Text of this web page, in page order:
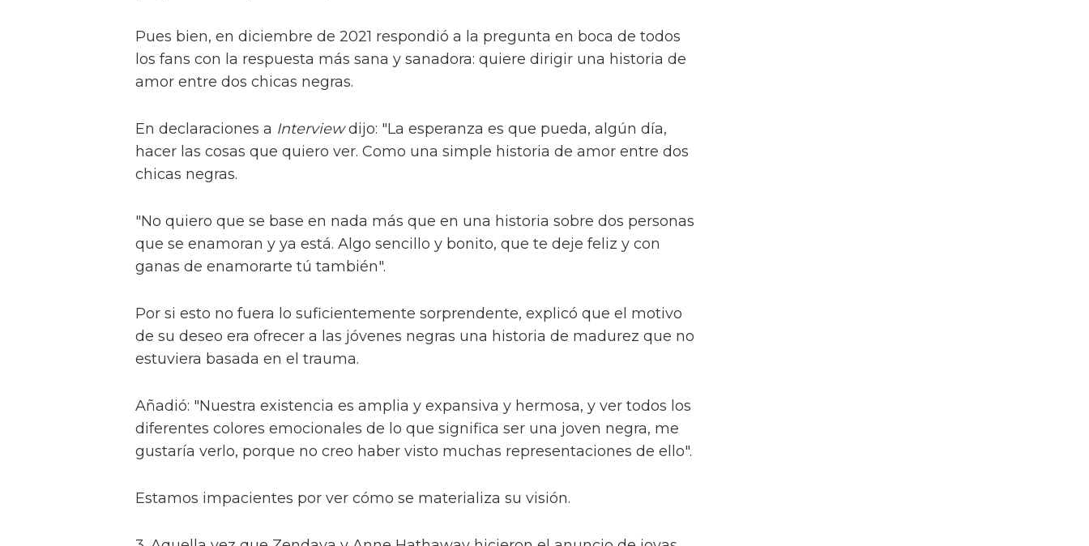
Pues bien, en diciembre de 2021 respondió a la pregunta en boca de todos
los fans con la respuesta más sana y sanadora: quiere dirigir una historia de
amor entre dos chicas negras.
En declaraciones a Interviewdijo: "La esperanza es que pueda, algún día,
hacer las cosas que quiero ver. Como una simple historia de amor entre dos
chicas negras.
"No quiero que se base en nada más que en una historia sobre dos personas
que se enamoran y ya está. Algo sencillo y bonito, que te deje feliz y con
ganas de enamorarte tú también".
Por si esto no fuera lo suficientemente sorprendente, explicó que el motivo
de su deseo era ofrecer a las jóvenes negras una historia de madurez que no
estuviera basada en el trauma.
Añadió: "Nuestra existencia es amplia y expansiva y hermosa, y ver todos los
diferentes colores emocionales de lo que significa ser una joven negra, me
gustaría verlo, porque no creo haber visto muchas representaciones de ello".
Estamos impacientes por ver cómo se materializa su visión.